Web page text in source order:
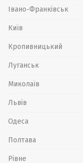
Івано-Франківськ
Київ
Кропивницький
Луганськ
Миколаїв
Львів
Одеса
Полтава
Рівне